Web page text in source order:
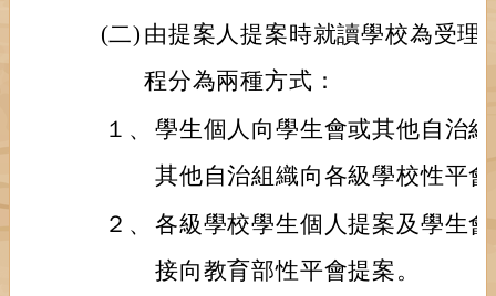
(二) 由提案人提案時就讀學校為受理
程分為兩種方式：
１、 學生個人向學生會或其他自治
其他自治組織向各級學校性平
２、 各級學校學生個人提案及學生
接向教育部性平會提案。